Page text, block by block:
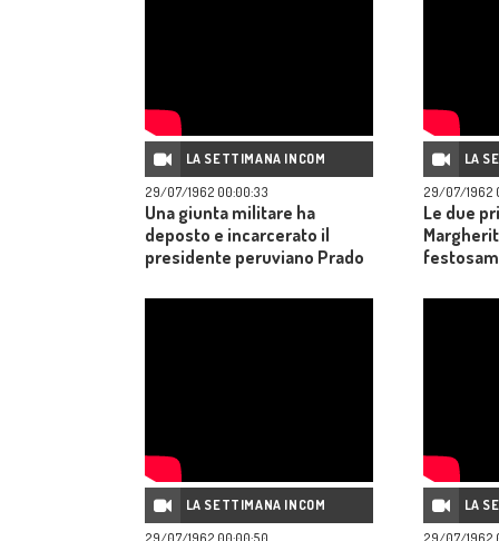
LA SETTIMANA INCOM
29/07/1962 00:00:33
Una giunta militare ha
deposto e incarcerato il
presidente peruviano Prado
rifiutato di annullare le
LA
29/07/1962
Le due
LA SETTIMANA INCOM
LA